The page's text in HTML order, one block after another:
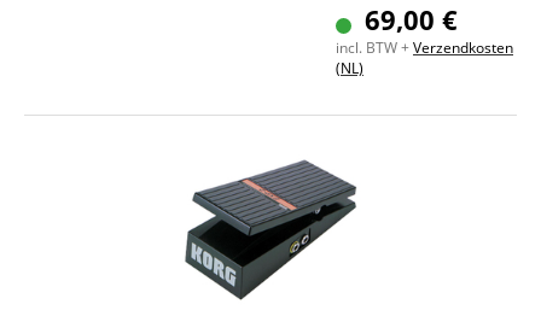
69,00 €
incl. BTW +Verzendkosten
(NL)